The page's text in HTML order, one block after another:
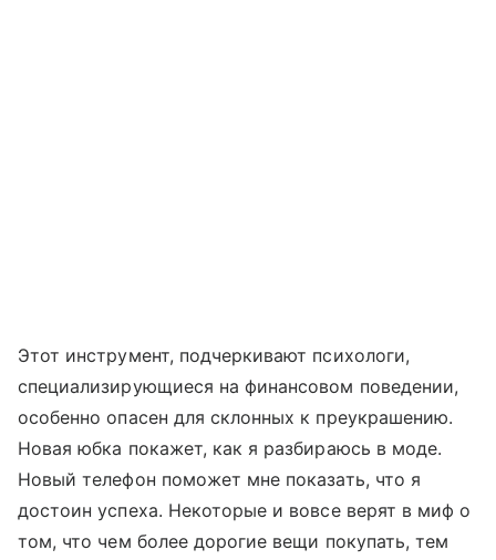
Этот инструмент, подчеркивают психологи,
специализирующиеся на финансовом поведении,
особенно опасен для склонных к преукрашению.
Новая юбка покажет, как я разбираюсь в моде.
Новый телефон поможет мне показать, что я
достоин успеха. Некоторые и вовсе верят в миф о
том, что чем более дорогие вещи покупать, тем